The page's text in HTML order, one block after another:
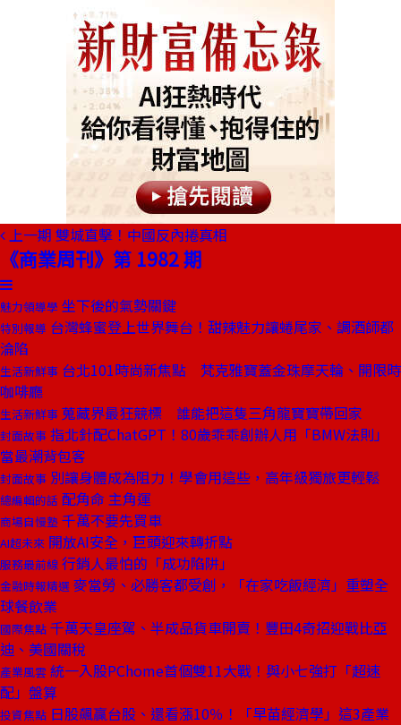
上一期 雙城直擊！中國反內捲真相
《商業周刊》第 1982 期
魅力領導學 坐下後的氣勢關鍵
特別報導 台灣蜂蜜登上世界舞台！甜辣魅力讓蜷尾家、調酒師都
淪陷
生活新鮮事 台北101時尚新焦點 梵克雅寶蓋金珠摩天輪、開限時
咖啡廳
生活新鮮事 蒐藏界最狂競標 誰能把這隻三角龍寶寶帶回家
封面故事 指北針配ChatGPT！80歲乖乖創辦人用「BMW法則」
當最潮背包客
封面故事 別讓身體成為阻力！學會用這些，高年級獨旅更輕鬆
總編輯的話 配角命 主角運
商場自慢塾 千萬不要先買車
AI超未來 開放AI安全，巨頭迎來轉折點
服務最前線 行銷人最怕的「成功陷阱」
金融時報精選 麥當勞、必勝客都受創，「在家吃飯經濟」重塑全
球餐飲業
國際焦點 千萬天皇座駕、半成品貨車開賣！豐田4奇招迎戰比亞
迪、美國關稅
產業風雲 統一入股PChome首個雙11大戰！與小七強打「超速
配」盤算
投資焦點 日股飆贏台股、還看漲10％！「早苗經濟學」這3產業